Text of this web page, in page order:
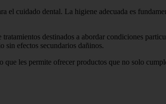
el cuidado dental. La higiene adecuada es
destinados a abordar condiciones
sin efectos secundarios dañinos.
les permite ofrecer productos que no solo